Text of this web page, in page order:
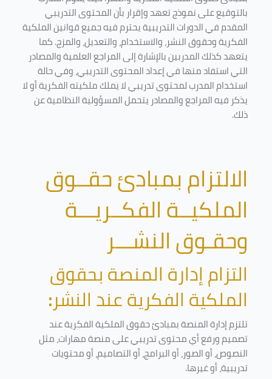
بالتوقيع على نموذج تعهد وإقرار بأن المحتوى التدريبي
المقدم في الدورات التدريبية يحترم فيه جميع قوانين الملكية
الفكرية وحقوق النشر، والاستخدام، والتعديل، والمزج. كما
يتعهد كذلك المدربين بالإشارة إلى المراجع العلمية والمصادر
التي استفاد منها في إعداد المحتوى التدريبي، وفي حالة
استخدام المدرب لمحتوى تدريبي لا يملك ملكيته الفكرية أو لا
يذكر فيه المراجع والمصادر يتحمل المسؤولية النظامية عن
ذلك.
الالتزام بمبادئ حقــوق
الملكيــة الفكــريـــة
وحقـوق النشـــر
التزام إدارة المنصة بحقوق
الملكية الفكرية عند النشر:
تلتزم إدارة المنصة بمبادئ حقوق الملكية الفكرية عند
تصميم ورفع أي محتوى تدريبي على منصة مهارات، مثل
النصوص، أو الصور، أو البرامج، أو التصاميم، أو محتويات
تدريبية، أو غيرها.